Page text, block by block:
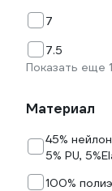
7
7.5
Показать еще 1
Материал
45%
5% PU,
100%